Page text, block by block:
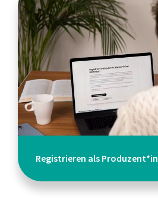
Registrieren als Produzent*in